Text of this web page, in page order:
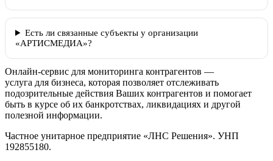
Есть ли связанные субъекты у организации
«АРТИСМЕДИА»?
Онлайн-сервис для мониторинга контрагентов —
услуга для бизнеса, которая позволяет отслеживать
подозрительные действия Ваших контрагентов и помогает
быть в курсе об их банкротствах, ликвидациях и другой
полезной информации.
Частное унитарное предприятие «ЛНС Решения». УНП
192855180.